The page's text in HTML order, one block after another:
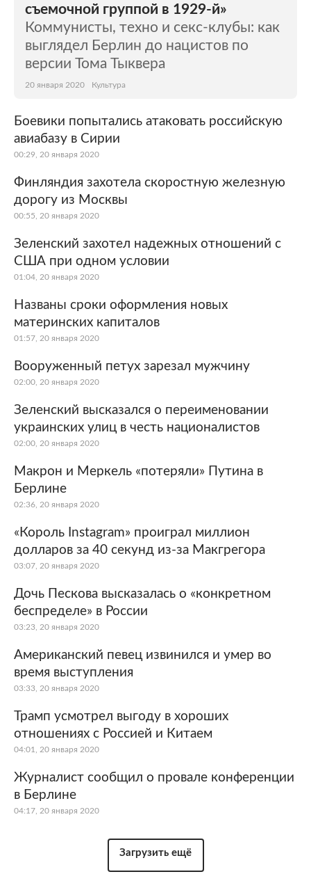
съемочной группой в 1929-й»
Коммунисты, техно и секс-клубы: как
выглядел Берлин до нацистов по
версии Тома Тыквера
20 января 2020 Культура
Боевики попытались атаковать российскую
авиабазу в Сирии
00:29, 20 января 2020
Финляндия захотела скоростную железную
дорогу из Москвы
00:55, 20 января 2020
Зеленский захотел надежных отношений с
США при одном условии
01:04, 20 января 2020
Названы сроки оформления новых
материнских капиталов
01:57, 20 января 2020
Вооруженный петух зарезал мужчину
02:00, 20 января 2020
Зеленский высказался о переименовании
украинских улиц в честь националистов
02:00, 20 января 2020
Макрон и Меркель «потеряли» Путина в
Берлине
02:36, 20 января 2020
«Король Instagram» проиграл миллион
долларов за 40 секунд из-за Макгрегора
03:07, 20 января 2020
Дочь Пескова высказалась о «конкретном
беспределе» в России
03:23, 20 января 2020
Американский певец извинился и умер во
время выступления
03:33, 20 января 2020
Трамп усмотрел выгоду в хороших
отношениях с Россией и Китаем
04:01, 20 января 2020
Журналист сообщил о провале конференции
в Берлине
04:17, 20 января 2020
Загрузить ещё